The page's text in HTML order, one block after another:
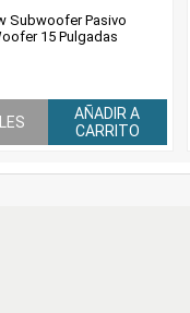
Subwoofer Pasivo
15 Pulgadas
AÑADIR A
CARRITO